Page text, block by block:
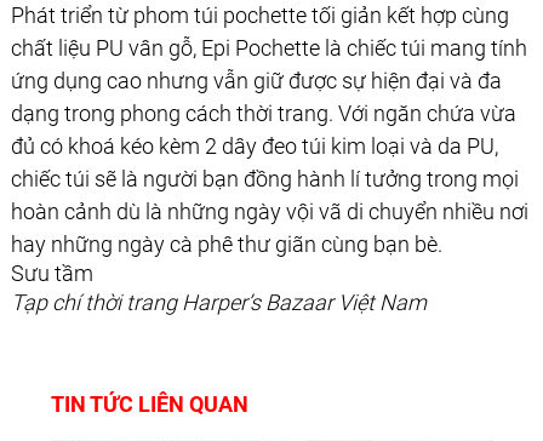
Phát triển từ phom túi pochette tối giản kết hợp cùng
chất liệu PU vân gỗ, Epi Pochette là chiếc túi mang tính
ứng dụng cao nhưng vẫn giữ được sự hiện đại và đa
dạng trong phong cách thời trang. Với ngăn chứa vừa
đủ có khoá kéo kèm 2 dây đeo túi kim loại và da PU,
chiếc túi sẽ là người bạn đồng hành lí tưởng trong mọi
hoàn cảnh dù là những ngày vội vã di chuyển nhiều nơi
hay những ngày cà phê thư giãn cùng bạn bè.
Sưu tầm
Tạp chí thời trang Harper’s Bazaar Việt Nam
TIN TỨC LIÊN QUAN